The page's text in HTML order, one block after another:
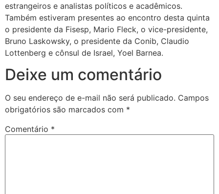
estrangeiros e analistas políticos e acadêmicos.
Também estiveram presentes ao encontro desta quinta
o presidente da Fisesp, Mario Fleck, o vice-presidente,
Bruno Laskowsky, o presidente da Conib, Claudio
Lottenberg e cônsul de Israel, Yoel Barnea.
Deixe um comentário
O seu endereço de e-mail não será publicado. Campos
obrigatórios são marcados com *
Comentário *